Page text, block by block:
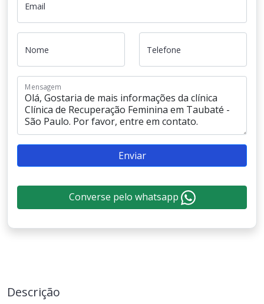
Email
Nome Telefone
Mensagem
Enviar
Converse pelo whatsapp
Descrição